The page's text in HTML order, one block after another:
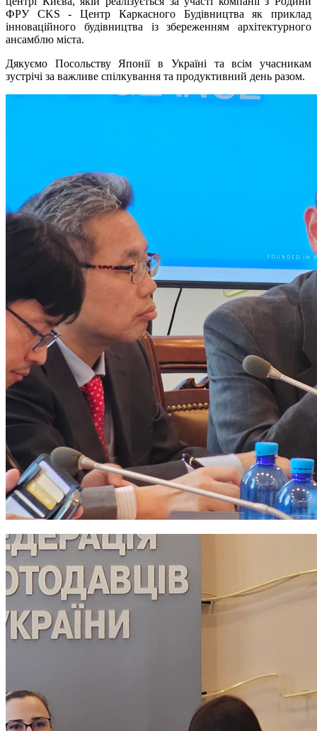
ФРУ CKS - Центр Каркасного Будівництва як приклад
інноваційного будівництва із збереженням архітектурного
ансамблю міста.
Дякуємо Посольству Японії в Україні та всім учасникам
зустрічі за важливе спілкування та продуктивний день разом.